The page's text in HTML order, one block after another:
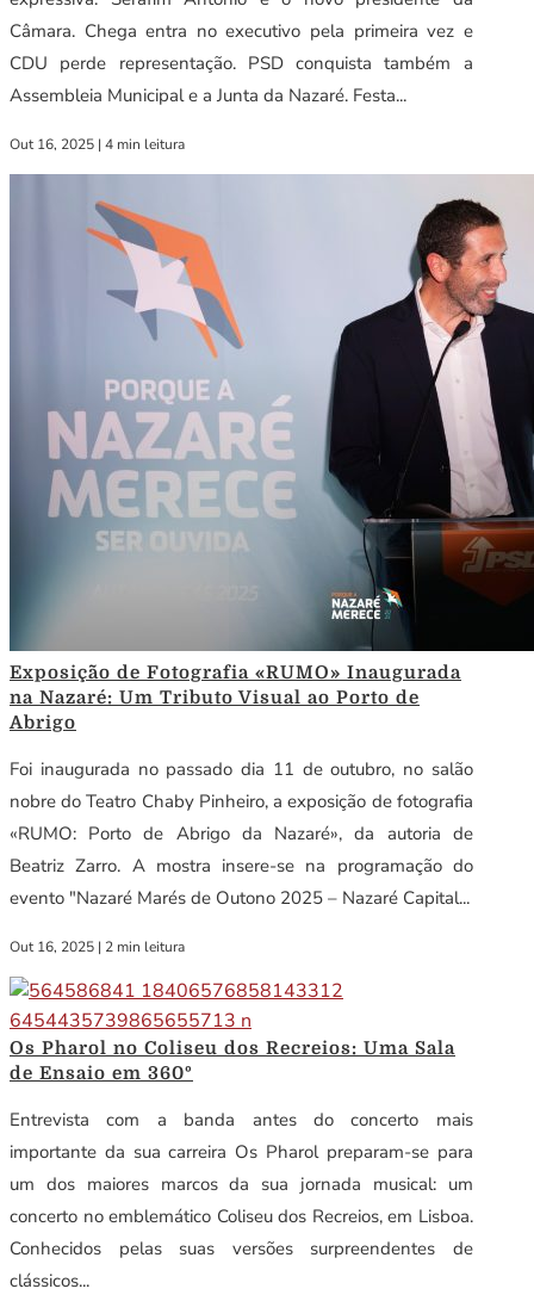
Câmara. Chega entra no executivo pela primeira vez e
CDU perde representação. PSD conquista também a
Assembleia Municipal e a Junta da Nazaré. Festa...
Out 16, 2025 | 4 min leitura
Exposição de Fotografia «RUMO» Inaugurada
na Nazaré: Um Tributo Visual ao Porto de
Abrigo
Foi inaugurada no passado dia 11 de outubro, no salão
nobre do Teatro Chaby Pinheiro, a exposição de fotografia
«RUMO: Porto de Abrigo da Nazaré», da autoria de
Beatriz Zarro. A mostra insere-se na programação do
evento "Nazaré Marés de Outono 2025 – Nazaré Capital...
Out 16, 2025 | 2 min leitura
Os Pharol no Coliseu dos Recreios: Uma Sala
de Ensaio em 360º
Entrevista com a banda antes do concerto mais
importante da sua carreira Os Pharol preparam-se para
um dos maiores marcos da sua jornada musical: um
concerto no emblemático Coliseu dos Recreios, em Lisboa.
Conhecidos pelas suas versões surpreendentes de
clássicos...